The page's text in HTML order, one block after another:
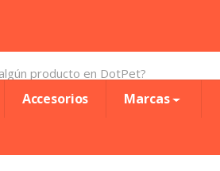
Accesorios Marcas